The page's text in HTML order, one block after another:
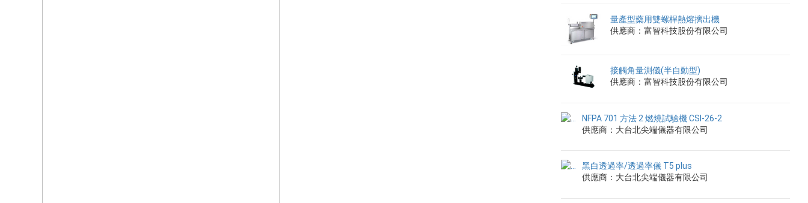
量產型藥用雙螺桿熱熔擠出機
供應商：富智科技股份有限公司
接觸角量測儀(半自動型)
供應商：富智科技股份有限公司
NFPA 701 方法 2 燃燒試驗機 CSI-26-2
供應商：大台北尖端儀器有限公司
黑白透過率/透過率儀 T5 plus
供應商：大台北尖端儀器有限公司